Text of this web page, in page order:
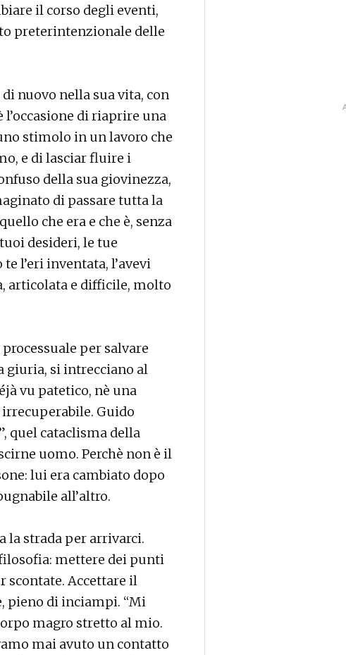
il corso degli eventi,
preterintenzionale delle
nuovo nella sua vita, con
di riaprire una
stimolo in un lavoro che
e di lasciar fluire i
della sua giovinezza,
di passare tutta la
che era e che è, senza
desideri, le tue
l’eri inventata, l’avevi
articolata e difficile, molto
per salvare
giuria, si intrecciano al
vu patetico, nè una
Guido
quel cataclisma della
uomo. Perchè non è il
lui era cambiato dopo
all’altro.
la strada per arrivarci.
mettere dei punti
Accettare il
pieno di inciampi. “Mi
magro stretto al mio.
mai avuto un contatto